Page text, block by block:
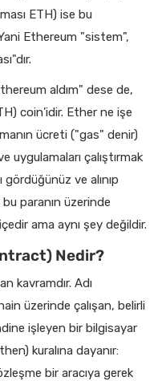
ETH) ise bu
Ethereum "sistem",
aldım" dese de,
coin'idir. Ether ne işe
ücreti ("gas" denir)
uygulamaları çalıştırmak
ve alınıp
paranın üzerinde
ama aynı şey değildir.
Nedir?
kavramdır. Adı
üzerinde çalışan, belirli
işleyen bir bilgisayar
kuralına dayanır:
bir aracıya gerek